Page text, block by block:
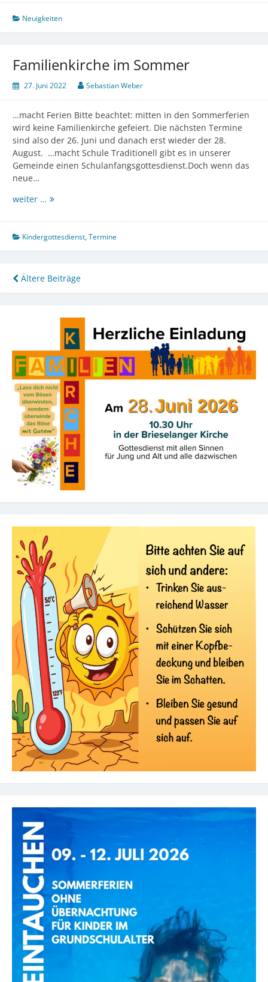
Neuigkeiten
Familienkirche im Sommer
27. Juni 2022 Sebastian Weber
…macht Ferien Bitte beachtet: mitten in den Sommerferien
wird keine Familienkirche gefeiert. Die nächsten Termine
sind also der 26. Juni und danach erst wieder der 28.
August. …macht Schule Traditionell gibt es in unserer
Gemeinde einen Schulanfangsgottesdienst.Doch wenn das
neue…
weiter … Familienkirche
Kindergottesdienst,Termine
Beitragsnavigation
Ältere Beiträge